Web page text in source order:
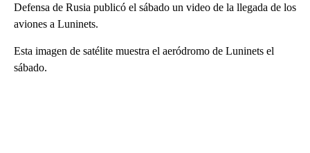
Defensa de Rusia publicó el sábado un video de la llegada de los
aviones a Luninets.
Esta imagen de satélite muestra el aeródromo de Luninets el
sábado.